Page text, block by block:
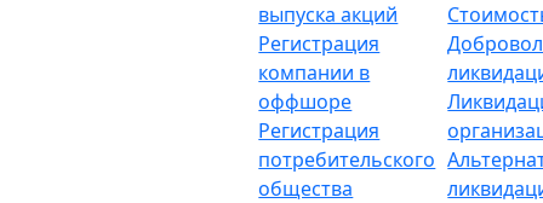
выпуска акций
Регистрация
компании в
оффшоре
Регистрация
потребительского
общества